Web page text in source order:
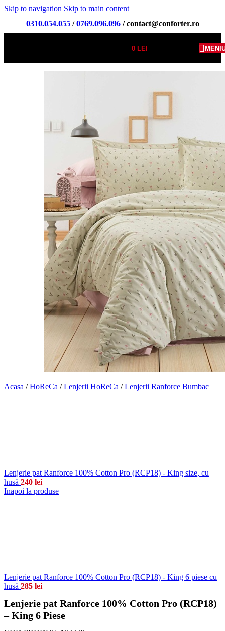
Skip to navigation Skip to main content
0310.054.055/0769.096.096/contact@conforter.ro
0LEI
Acasa / HoReCa / Lenjerii HoReCa / Lenjerii Ranforce Bumbac
Lenjerie pat Ranforce 100% Cotton Pro (RCP18) - King size, cu
husă 240 lei
Inapoi la produse
Lenjerie pat Ranforce 100% Cotton Pro (RCP18) - King 6 piese cu
husă 285 lei
Lenjerie pat Ranforce 100% Cotton Pro (RCP18)
– King 6 Piese